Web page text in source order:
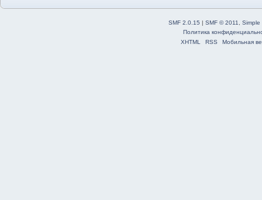
SMF 2.0.15 | SMF © 2011
Simple
Политика
XHTML
RSS Мобильная